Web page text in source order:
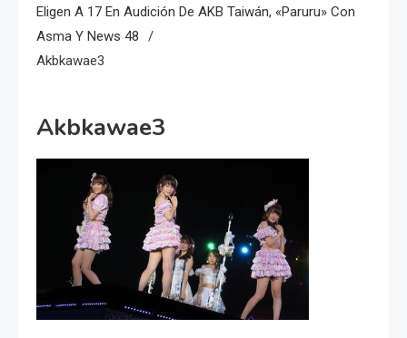
Eligen A 17 En Audición De AKB Taiwán, «Paruru» Con
Asma Y News 48
Akbkawae3
Akbkawae3